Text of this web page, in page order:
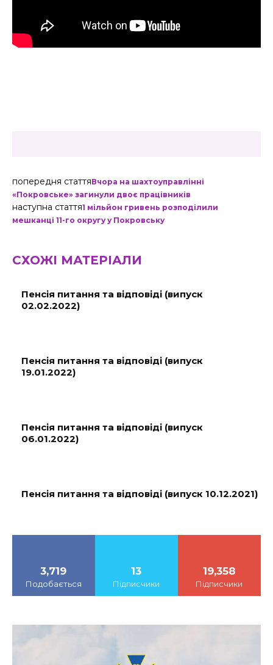
попередня статтяВчора на шахтоуправлінні
«Покровське» загинули двоє працівників
наступна стаття1 мільйон гривень розподілили
мешканці 11-го округу у Покровську
СХОЖІ МАТЕРІАЛИ
Пенсія питання та відповіді (випуск
02.02.2022)
Пенсія питання та відповіді (випуск
19.01.2022)
Пенсія питання та відповіді (випуск
06.01.2022)
Пенсія питання та відповіді (випуск 10.12.2021)
3,719
Подобається
13
Підписчики
19,358
Підписчики